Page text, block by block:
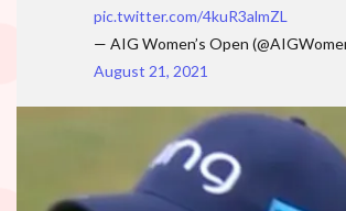
pic.twitter.com/4kuR3almZL
— AIG Women’s Open
August 21, 2021